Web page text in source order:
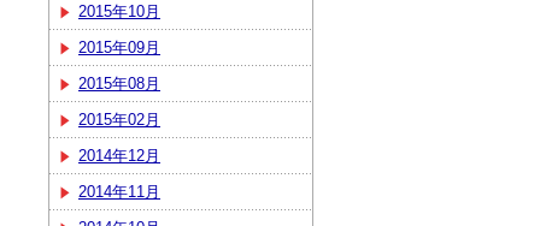
2015年10月
2015年09月
2015年08月
2015年02月
2014年12月
2014年11月